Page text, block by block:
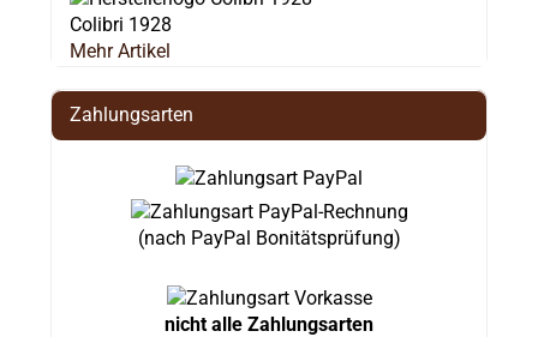
Colibri 1928
Mehr Artikel
Zahlungsarten
(nach PayPal Bonitätsprüfung)
nicht alle Zahlungsarten